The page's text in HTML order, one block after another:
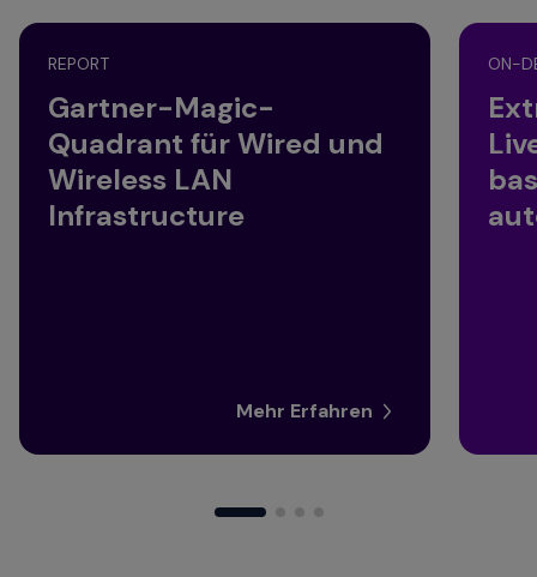
REPORT
Gartner-Magic-
Quadrant für Wired und
Wireless LAN
Infrastructure
Mehr Erfahren
ON-